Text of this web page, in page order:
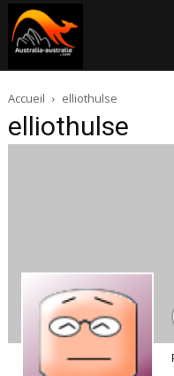
australie.com
Accueil elliothulse
elliothulse